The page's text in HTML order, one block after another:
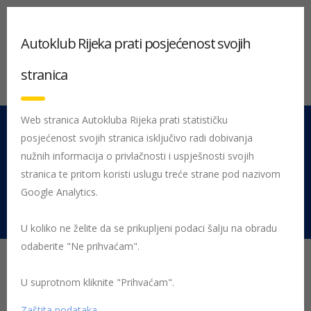
051 212 442 Centrala
Pon - Pet 08:00 - 16:00
Rujevica 9/1, 51000 Rijeka
Podaci stanica za tehnički
pregled - prosječna
Autoklub Rijeka prati posjećenost svojih
stranica
Web stranica Autokluba Rijeka prati statističku
posjećenost svojih stranica isključivo radi dobivanja
nužnih informacija o privlačnosti i uspješnosti svojih
stranica te pritom koristi uslugu treće strane pod nazivom
Google Analytics.
U koliko ne želite da se prikupljeni podaci šalju na obradu
odaberite "Ne prihvaćam".
U suprotnom kliknite "Prihvaćam".